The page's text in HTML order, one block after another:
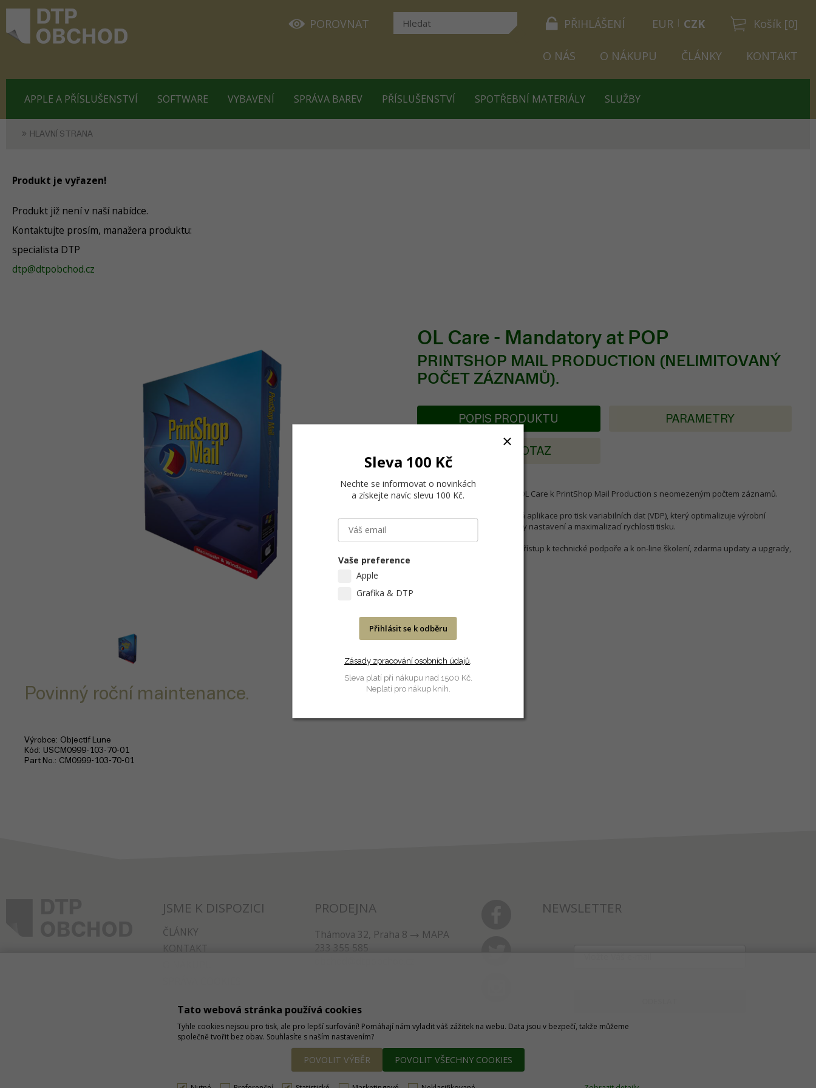
PŘIHLÁŠENÍ Košík [0]
POROVNAT EUR CZK
O NÁS O NÁKUPU ČLÁNKY KONTAKT
APPLE A PŘÍSLUŠENSTVÍ SOFTWARE VYBAVENÍ SPRÁVA BAREV PŘÍSLUŠENSTVÍ SPOTŘEBNÍ MATERIÁLY SLUŽBY
HLAVNÍ STRANA
Produkt je vyřazen!
Produkt již není v naší nabídce.
Kontaktujte prosím, manažera produktu:
specialista DTP
dtp@dtpobchod.cz
OL Care - Mandatory at POP
PRINTSHOP MAIL PRODUCTION (NELIMITOVANÝ
POČET ZÁZNAMŮ).
Povinný roční maintenance.
Výrobce Objectif Lune
Kód
USCM0999-103-70-01
Part No. CM0999-103-70-01
POPIS PRODUKTU PARAMETRY
POSLAT DOTAZ
Povinný roční maintanance OL Care k PrintShop Mail Production s neomezeným počtem záznamů.
PrintShop Mail je samostatná aplikace pro tisk variabilních dat (VDP), který optimalizuje výrobní
proces minimalizováním doby nastavení a maximalizací rychlosti tisku.
Co je OL Care? Neomezený přístup k technické podpoře a k on-line školení, zdarma updaty a upgrady,
JSME K DISPOZICI
ČLÁNKY
KONTAKT
PRODEJNA
Thámova 32, Praha 8
MAPA
233 355 585
NEWSLETTER
Tato webová stránka používá cookies
Tyhle cookies nejsou pro tisk, ale pro lepší surfování! Pomáhají nám vyladit váš zážitek na webu. Data jsou v bezpečí, takže můžeme
společně tvořit bez obav. Souhlasíte s naším nastavením?
POVOLIT VÝBĚR POVOLIT VŠECHNY COOKIES
Sleva 100 Kč
Nechte se informovat o novinkách
a získejte navíc slevu 100 Kč.
Vaše preference
Apple
Grafika & DTP
Přihlásit se k odběru
Zásady zpracování osobních údajů
Sleva platí při nákupu nad 1500 Kč.
Neplatí pro nákup knih.